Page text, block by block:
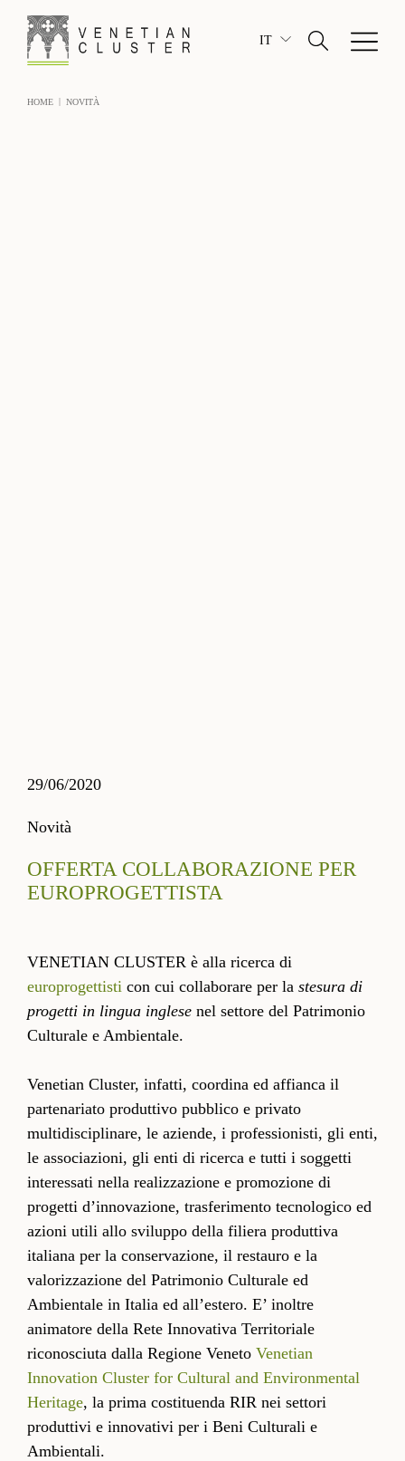
IT
HOME | NOVITÀ
29/06/2020
Novità
OFFERTA COLLABORAZIONE PER
EUROPROGETTISTA
VENETIAN CLUSTER è alla ricerca di
europrogettisti con cui collaborare per la stesura di
progetti in lingua inglese nel settore del Patrimonio
Culturale e Ambientale.
Venetian Cluster, infatti, coordina ed affianca il
partenariato produttivo pubblico e privato
multidisciplinare, le aziende, i professionisti, gli enti,
le associazioni, gli enti di ricerca e tutti i soggetti
interessati nella realizzazione e promozione di
progetti d’innovazione, trasferimento tecnologico ed
azioni utili allo sviluppo della filiera produttiva
italiana per la conservazione, il restauro e la
valorizzazione del Patrimonio Culturale ed
Ambientale in Italia ed all’estero. E’ inoltre
animatore della Rete Innovativa Territoriale
riconosciuta dalla Regione Veneto Venetian
Innovation Cluster for Cultural and Environmental
Heritage, la prima costituenda RIR nei settori
produttivi e innovativi per i Beni Culturali e
Ambientali.